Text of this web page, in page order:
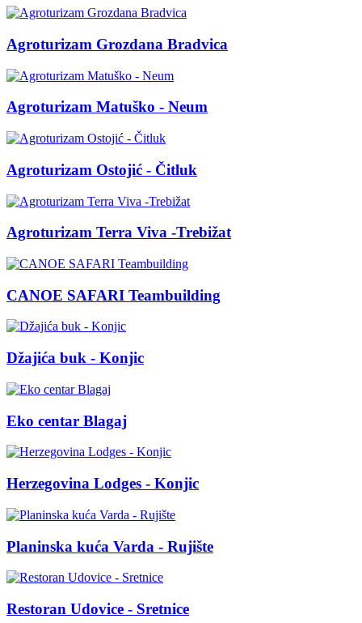
Agroturizam Grozdana Bradvica
Agroturizam Matuško - Neum
Agroturizam Ostojić - Čitluk
Agroturizam Terra Viva -Trebižat
CANOE SAFARI Teambuilding
Džajića buk - Konjic
Eko centar Blagaj
Herzegovina Lodges - Konjic
Planinska kuća Varda - Rujište
Restoran Udovice - Sretnice